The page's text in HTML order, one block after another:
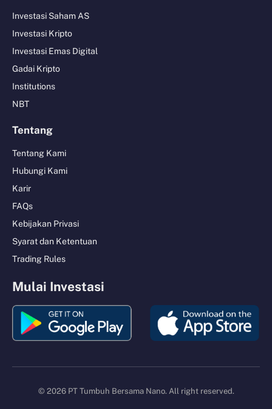
Investasi Saham AS
Investasi Kripto
Investasi Emas Digital
Gadai Kripto
Institutions
NBT
Tentang
Tentang Kami
Hubungi Kami
Karir
FAQs
Kebijakan Privasi
Syarat dan Ketentuan
Trading Rules
Mulai Investasi
© 2026 PT Tumbuh Bersama Nano. All right reserved.